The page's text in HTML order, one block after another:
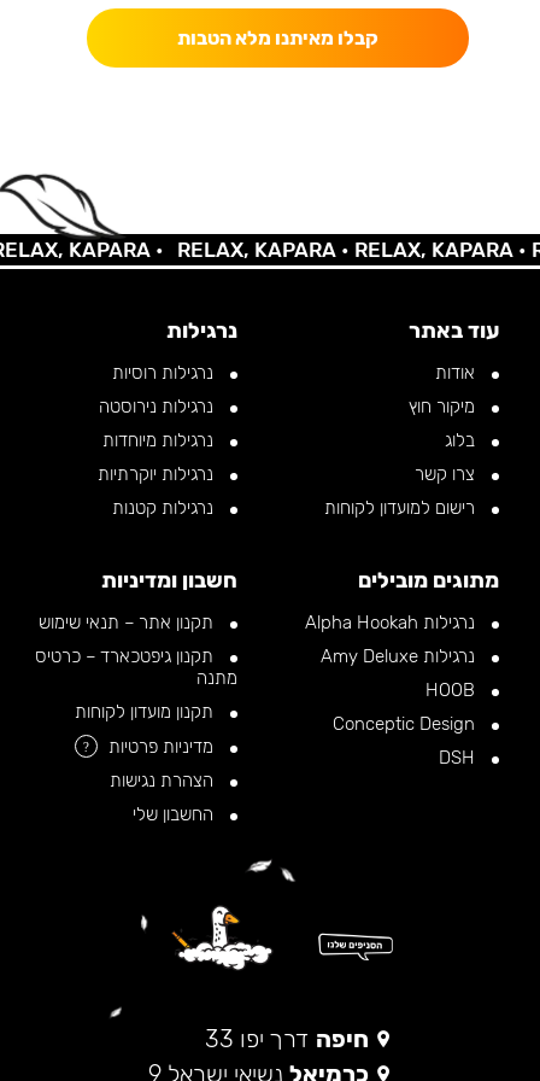
קבלו מאיתנו מלא הטבות
KAPARA • RELAX, KAPARA •RELAX, KAPARA •
עוד באתר
אודות
מיקור חוץ
בלוג
צרו קשר
רישום למועדון לקוחות
נרגילות
נרגילות רוסיות
נרגילות נירוסטה
נרגילות מיוחדות
נרגילות יוקרתיות
נרגילות קטנות
מתוגים מובילים
נרגילות Alpha Hookah
נרגילות Amy Deluxe
חשבון ומדיניות
תקנון אתר – תנאי שימוש
תקנון גיפטכארד – כרטיס
מתנה
תקנון מועדון לקוחות
מדיניות פרטיות
?
הצהרת נגישות
החשבון שלי
חיפה דרך יפו 33
כרמיאל נשיאי ישראל 9